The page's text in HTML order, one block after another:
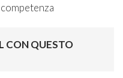
CON QUESTO